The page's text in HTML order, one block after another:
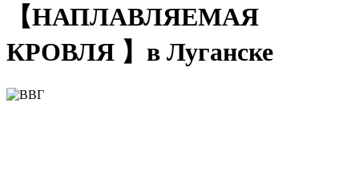
【НАПЛАВЛЯЕМАЯ
КРОВЛЯ 】в Луганске